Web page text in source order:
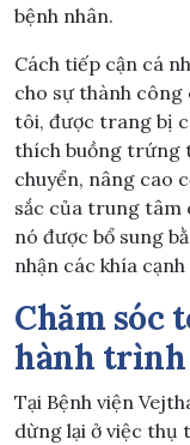
bệnh nhân.
Cách tiếp cận cá
cho sự thành
tôi, được trang bị
thích buồng trứng
chuyển, nâng cao
sắc của trung tâm
nó được bổ sung
nhận các khía
Chăm sóc
hành trình
Tại Bệnh viện
dừng lại ở việc thụ